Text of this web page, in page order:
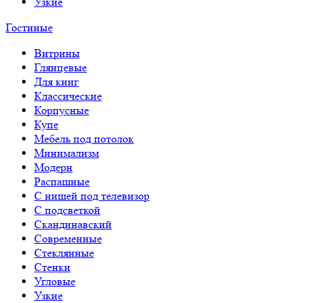
Гостиные
Витрины
Глянцевые
Для книг
Классические
Корпусные
Купе
Мебель под потолок
Минимализм
Модерн
Распашные
С нишей под телевизор
С подсветкой
Скандинавский
Современные
Стеклянные
Стенки
Угловые
Узкие